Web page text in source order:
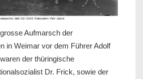
Aufmarsch der
in Weimar vor dem Führer Adolf
der thüringische
Dr. Frick, sowie der